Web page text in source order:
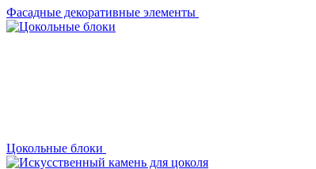
Фасадные декоративные элементы
Цокольные блоки